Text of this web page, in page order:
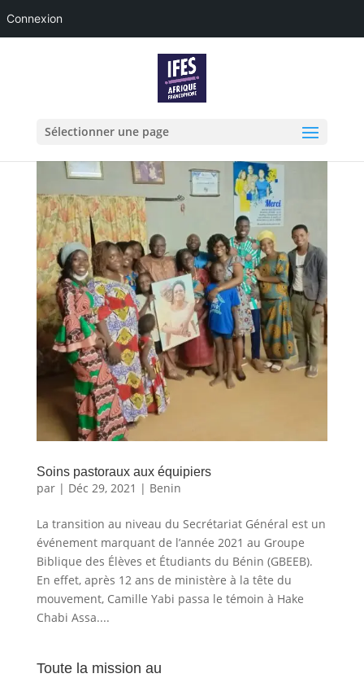
Connexion
Sélectionner une page
Soins pastoraux aux équipiers
par | Déc 29, 2021 | Benin
La transition au niveau du Secrétariat Général est un
événement marquant de l’année 2021 au Groupe
Biblique des Élèves et Étudiants du Bénin (GBEEB).
En effet, après 12 ans de ministère à la tête du
mouvement, Camille Yabi passa le témoin à Hake
Chabi Assa....
Toute la mission au